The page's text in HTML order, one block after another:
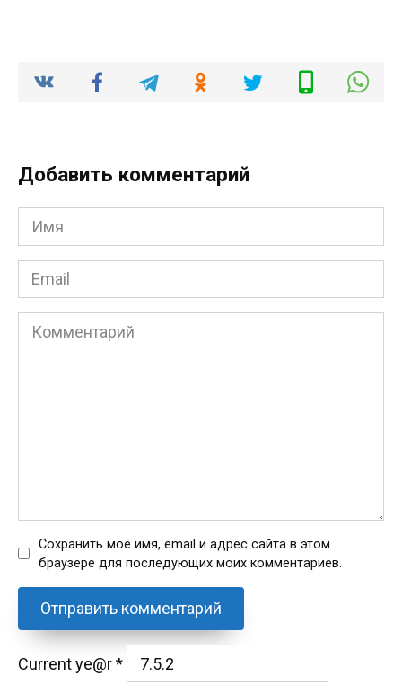
Добавить комментарий
Имя
*
Email
*
Комментарий
Сохранить моё имя, email и адрес сайта в этом
браузере для последующих моих комментариев.
Current ye@r*